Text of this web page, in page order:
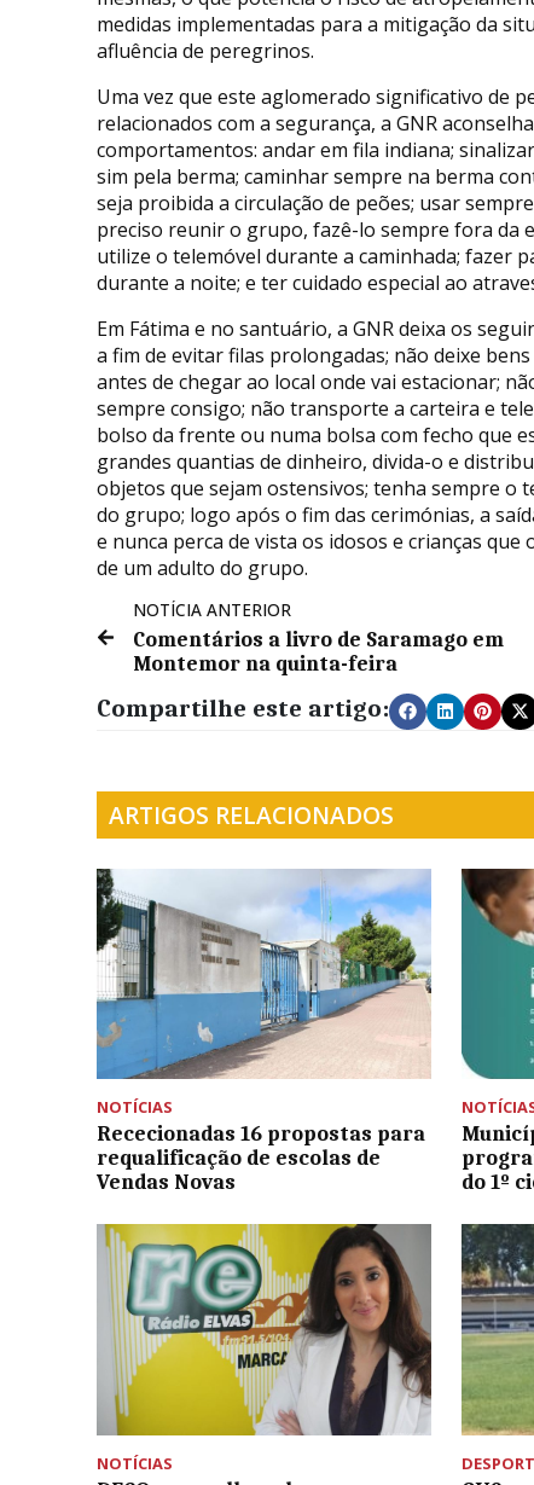
medidas implementadas para a mitigação da
afluência de peregrinos.
Uma vez que este aglomerado significativo de
relacionados com a segurança, a GNR
comportamentos: andar em fila indiana;
sim pela berma; caminhar sempre na berma
seja proibida a circulação de peões; usar
preciso reunir o grupo, fazê-lo sempre fora da
utilize o telemóvel durante a caminhada; fazer
durante a noite; e ter cuidado especial ao
Em Fátima e no santuário, a GNR deixa os
a fim de evitar filas prolongadas; não deixe
antes de chegar ao local onde vai estacionar;
sempre consigo; não transporte a carteira e
bolso da frente ou numa bolsa com fecho que
grandes quantias de dinheiro, divida-o e
objetos que sejam ostensivos; tenha sempre o
do grupo; logo após o fim das cerimónias, a
e nunca perca de vista os idosos e crianças
de um adulto do grupo.
NOTÍCIA ANTERIOR
Comentários a livro de Saramago em
Montemor na quinta-feira
Compartilhe este artigo:
ARTIGOS RELACIONADOS
NOTÍCIAS
Rececionadas 16 propostas para
requalificação de escolas de
Vendas Novas
do 1º
NOTÍCIAS